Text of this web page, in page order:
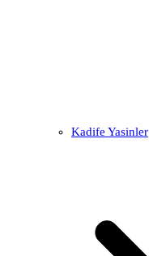
Kadife Yasinler